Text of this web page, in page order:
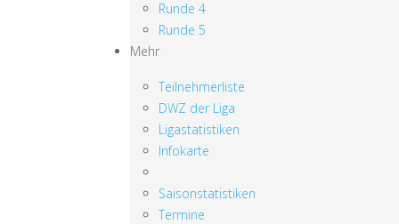
Runde 4
Runde 5
Mehr
Teilnehmerliste
DWZ der Liga
Ligastatistiken
Infokarte
Saisonstatistiken
Termine